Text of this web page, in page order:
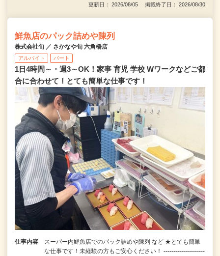
更新日： 2026/08/05 掲載終了日： 2026/08/30
鮮魚店のパック詰めや陳列
株式会社旬 ／ さかなや旬 六角橋店
アルバイト パート
1日4時間～・週3～OK！家事 育児 学校 Wワークなどご都
合に合わせて！とても簡単な仕事です！
仕事内容
スーパー内鮮魚店でのパック詰めや陳列 など ★とても簡単
な仕事です！未経験の方もご安心ください！ ---------------------